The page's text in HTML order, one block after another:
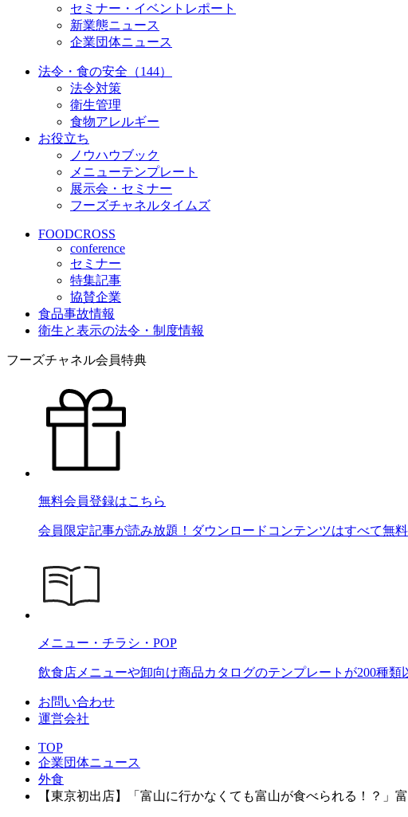
セミナー・イベントレポート
新業態ニュース
企業団体ニュース
法令・食の安全（144）
法令対策
衛生管理
食物アレルギー
お役立ち
ノウハウブック
メニューテンプレート
展示会・セミナー
フーズチャネルタイムズ
FOODCROSS
conference
セミナー
特集記事
協賛企業
食品事故情報
衛生と表示の法令・制度情報
フーズチャネル会員特典
無料会員登録はこちら
会員限定記事が読み放題！ダウンロードコンテンツはすべて無料
メニュー・チラシ・POP
飲食店メニューや卸向け商品カタログのテンプレートが200種類
お問い合わせ
運営会社
TOP
企業団体ニュース
外食
【東京初出店】「富山に行かなくても富山が食べられる！？